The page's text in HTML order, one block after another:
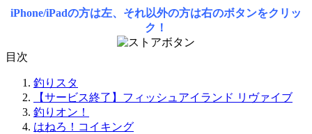
iPhone/iPadの方は左、それ以外の方は右のボタンをクリッ
ク！
目次
釣りスタ
【サービス終了】フィッシュアイランド リヴァイブ
釣りオン！
はねろ！コイキング